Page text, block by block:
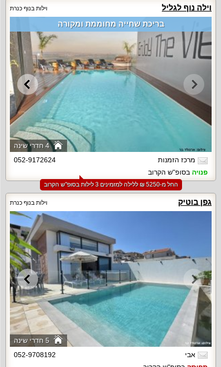
וילה נוף לגליל וילות בנוף כנרת
4 חדרי שינה
בריכת שחייה מחוממת ומקורה
מרכז הזמנות
052-9172624
פנויה בסופ"ש הקרוב
החל מ-‏5250 ₪ ללילה למזמינים 3 לילות בסופ"ש הקרוב
גפן בוטיק וילות בנוף כנרת
5 חדרי שינה
אבי
052-9708192